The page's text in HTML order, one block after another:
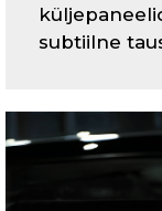
subtiilne